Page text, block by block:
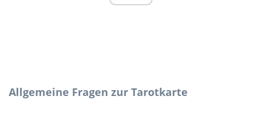
Allgemeine Fragen zur Tarotkarte